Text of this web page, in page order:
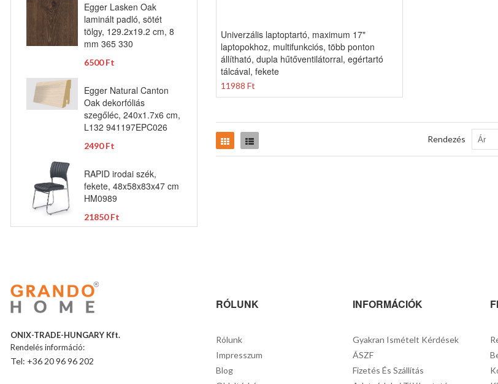
Univerzális laptoptartó, maximum 17"
laptopokhoz, multifunkciós, több ponton
állítható, dupla hűtőventilátorral, egértartó
tálcával, fekete
11988 Ft
Rács Lista Rendezés
Egger Lasken Oak
laminált padló, sötét
tölgy, 129.2x19.2 cm, 8
mm 365 330
6500 Ft
Egger Natural Canton
Oak dekorfóliás
szegőléc, 240x1.7x6 cm,
L132 941197EPC026
2490 Ft
RAPID irodai szék,
fekete, 48x58x83x47 cm
HM0989
21850 Ft
ONIX-TRADE-HUNGARY Kft.
Rendelés információ:
Tel: +36 20 96 96 202
RÓLUNK
Rólunk
Impresszum
Blog
INFORMÁCIÓK
Gyakran Ismételt Kérdések
ÁSZF
Fizetés És Szállítás